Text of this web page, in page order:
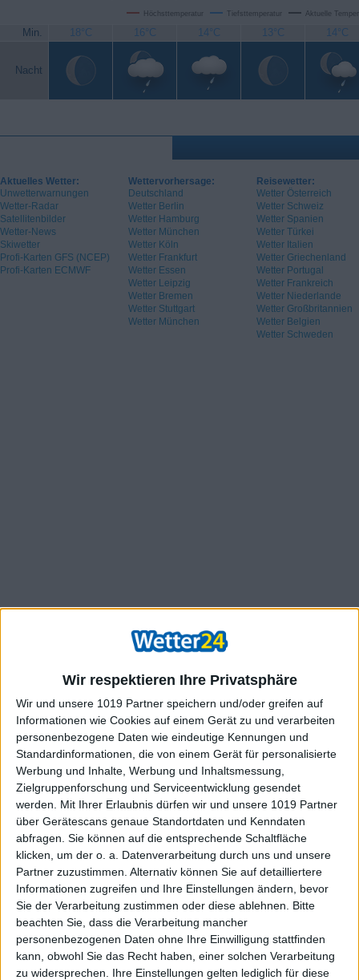
Wir respektieren Ihre Privatsphäre
Wir und unsere 1019 Partner speichern und/oder greifen auf
Informationen wie Cookies auf einem Gerät zu und verarbeiten
personenbezogene Daten wie eindeutige Kennungen und
Standardinformationen, die von einem Gerät für personalisierte
Werbung und Inhalte, Werbung und Inhaltsmessung,
Zielgruppenforschung und Serviceentwicklung gesendet
werden.
Mit Ihrer Erlaubnis dürfen wir und unsere 1019 Partner
über Gerätescans genaue Standortdaten und Kenndaten
abfragen. Sie können auf die entsprechende Schaltfläche
klicken, um der o. a. Datenverarbeitung durch uns und unsere
Partner zuzustimmen. Alternativ können Sie auf detailliertere
Informationen zugreifen und Ihre Einstellungen ändern, bevor
Sie der Verarbeitung zustimmen oder diese ablehnen.
Bitte
beachten Sie, dass die Verarbeitung mancher
personenbezogenen Daten ohne Ihre Einwilligung stattfinden
kann, obwohl Sie das Recht haben, einer solchen Verarbeitung
zu widersprechen. Ihre Einstellungen gelten lediglich für diese
Höchsttemperatur Tiefsttemperatur Aktuelle
Min. 18°C 16°C 14°C 13°C 14°C
Nacht
Aktuelles Wetter:
Unwetterwarnungen
Wetter-Radar
Satellitenbilder
Wetter-News
Skiwetter
Profi-Karten GFS (NCEP)
Profi-Karten ECMWF
Wettervorhersage:
Deutschland
Wetter Berlin
Wetter Hamburg
Wetter München
Wetter Köln
Wetter Frankfurt
Wetter Essen
Wetter Leipzig
Wetter Bremen
Wetter Stuttgart
Wetter München
Reisewetter:
Wetter Österreich
Wetter Schweiz
Wetter Spanien
Wetter Türkei
Wetter Italien
Wetter Griechenland
Wetter Portugal
Wetter Frankreich
Wetter Niederlande
Wetter Großbritannien
Wetter Belgien
Wetter Schweden